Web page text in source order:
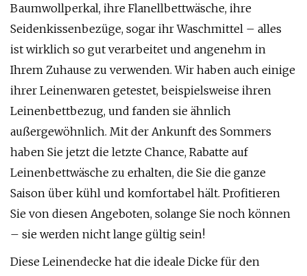
Baumwollperkal, ihre Flanellbettwäsche, ihre
Seidenkissenbezüge, sogar ihr Waschmittel – alles
ist wirklich so gut verarbeitet und angenehm in
Ihrem Zuhause zu verwenden. Wir haben auch einige
ihrer Leinenwaren getestet, beispielsweise ihren
Leinenbettbezug, und fanden sie ähnlich
außergewöhnlich. Mit der Ankunft des Sommers
haben Sie jetzt die letzte Chance, Rabatte auf
Leinenbettwäsche zu erhalten, die Sie die ganze
Saison über kühl und komfortabel hält. Profitieren
Sie von diesen Angeboten, solange Sie noch können
– sie werden nicht lange gültig sein!
Diese Leinendecke hat die ideale Dicke für den